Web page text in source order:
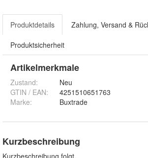
Produktdetails Zahlung, Versand &
Produktsicherheit
Artikelmerkmale
Zustand:
Neu
GTIN / EAN:
4251510651763
Marke:
Buxtrade
Kurzbeschreibung
Kurzbeschreibung folgt.